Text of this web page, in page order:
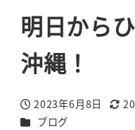
明日から
沖縄！
投稿日
2023年6月8日
更新
カテゴリー
ブログ